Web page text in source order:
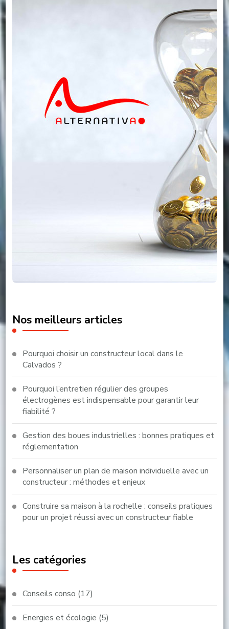
Nos meilleurs articles
Pourquoi choisir un constructeur local dans le
Calvados ?
Pourquoi l’entretien régulier des groupes
électrogènes est indispensable pour garantir leur
fiabilité ?
Gestion des boues industrielles : bonnes pratiques et
réglementation
Personnaliser un plan de maison individuelle avec un
constructeur : méthodes et enjeux
Construire sa maison à la rochelle : conseils pratiques
pour un projet réussi avec un constructeur fiable
Les catégories
Conseils conso (17)
Energies et écologie (5)